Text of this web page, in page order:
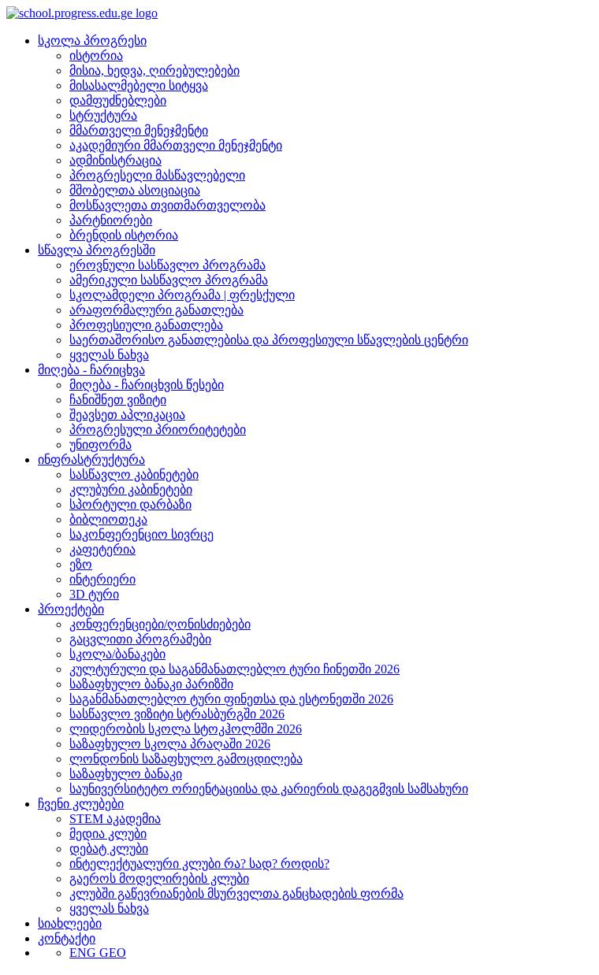
სკოლა პროგრესი
ისტორია
მისია, ხედვა, ღირებულებები
მისასალმებელი სიტყვა
დამფუძნებლები
სტრუქტურა
მმართველი მენეჯმენტი
აკადემიური მმართველი მენეჯმენტი
ადმინისტრაცია
პროგრესელი მასწავლებელი
მშობელთა ასოციაცია
მოსწავლეთა თვითმართველობა
პარტნიორები
ბრენდის ისტორია
სწავლა პროგრესში
ეროვნული სასწავლო პროგრამა
ამერიკული სასწავლო პროგრამა
სკოლამდელი პროგრამა | ფრესქული
არაფორმალური განათლება
პროფესიული განათლება
საერთაშორისო განათლებისა და პროფესიული სწავლების ცენტრი
ყველას ნახვა
მიღება - ჩარიცხვა
მიღება - ჩარიცხვის წესები
ჩანიშნეთ ვიზიტი
შეავსეთ აპლიკაცია
პროგრესული პრიორიტეტები
უნიფორმა
ინფრასტრუქტურა
სასწავლო კაბინეტები
კლუბური კაბინეტები
სპორტული დარბაზი
ბიბლიოთეკა
საკონფერენციო სივრცე
კაფეტერია
ეზო
ინტერიერი
3D ტური
პროექტები
კონფერენციები/ღონისძიებები
გაცვლითი პროგრამები
სკოლა/ბანაკები
კულტურული და საგანმანათლებლო ტური ჩინეთში 2026
საზაფხულო ბანაკი პარიზში
საგანმანათლებლო ტური ფინეთსა და ესტონეთში 2026
სასწავლო ვიზიტი სტრასბურგში 2026
ლიდერობის სკოლა სტოკჰოლმში 2026
საზაფხულო სკოლა პრაღაში 2026
ლონდონის საზაფხულო გამოცდილება
საზაფხულო ბანაკი
საუნივერსიტეტო ორიენტაციისა და კარიერის დაგეგმვის სამსახური
ჩვენი კლუბები
STEM აკადემია
მედია კლუბი
დებატ კლუბი
ინტელექტუალური კლუბი რა? სად? როდის?
გაეროს მოდელირების კლუბი
კლუბში გაწევრიანების მსურველთა განცხადების ფორმა
ყველას ნახვა
სიახლეები
კონტაქტი
ENG GEO